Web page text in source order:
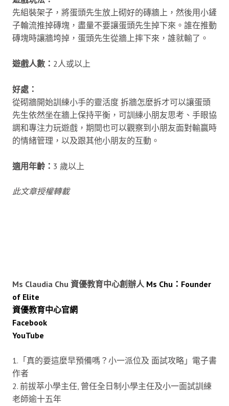
先組裝架子，將蛋頭先生放上砌好的磚牆上，然後用小鏟
子輪流推掉磚塊，盡量不要讓蛋頭先生掉下來。誰在推動
磚塊時讓牆垮掉，蛋頭先生從牆上摔下來，誰就輸了。
遊戲人數： 2人或以上
好處：
從砌牆開始訓練小手的靈活度 拆牆怎麼拆才可以讓蛋頭
先生依然坐在牆上保持平衡，可訓練小朋友思考、手眼協
調和專注力玩遊戲，期間也可以觀察到小朋友面對輸贏時
的情緒管理，以及跟其他小朋友的互動。
適用年齡： 3 歲以上
此文章授權轉載
Ms Claudia Chu 資優教育中心創辦人 Ms Chu：Founder
of Elite
資優教育中心官網
Facebook
YouTube
1.「真的要這麼早預備嗎？小一派位及 面試攻略」電子書
作者
2. 前拔萃小學主任, 曾任全日制小學主任及小一面試訓練
老師逾十五年